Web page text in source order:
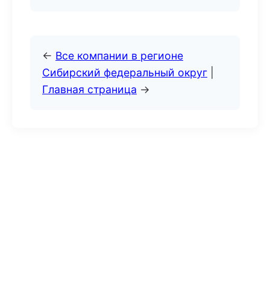
← Все компании в регионе
Сибирский федеральный округ
Главная страница →